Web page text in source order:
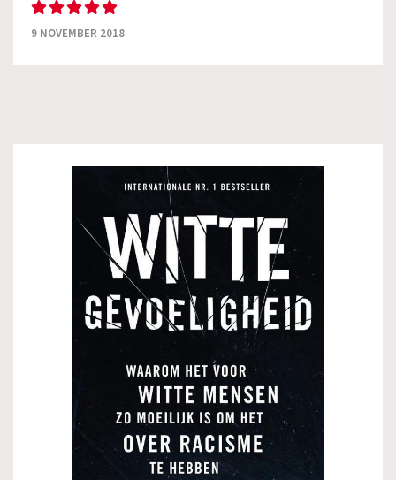
9 NOVEMBER 2018